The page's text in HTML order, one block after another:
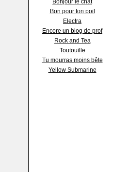
Bonjour le chat
Bon pour ton poil
Electra
Encore un blog de prof
Rock and Tea
Toutouille
Tu mourras moins bête
Yellow Submarine